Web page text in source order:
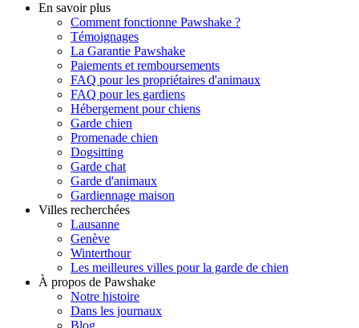
En savoir plus
Comment fonctionne Pawshake ?
Témoignages
La Garantie Pawshake
Paiements et remboursements
FAQ pour les propriétaires d'animaux
FAQ pour les gardiens
Hébergement pour chiens
Garde chien
Promenade chien
Dogsitting
Garde chat
Garde d'animaux
Gardiennage maison
Villes recherchées
Lausanne
Genève
Winterthour
Les meilleures villes pour la garde de chien
À propos de Pawshake
Notre histoire
Dans les journaux